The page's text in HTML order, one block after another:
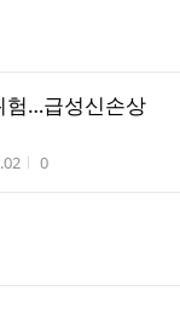
험…급성신손상
간 조회수
0